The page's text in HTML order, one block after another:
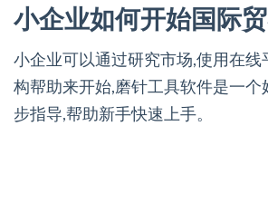
小企业如何开始国际
小企业可以通过研究市场,使用在
构帮助来开始,磨针工具软件是一个
步指导,帮助新手快速上手。